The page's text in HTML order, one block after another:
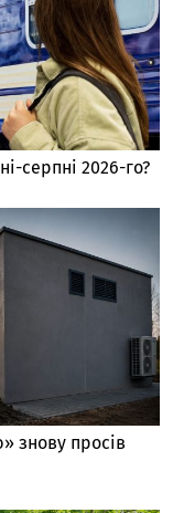
серпні 2026-го?
знову просів